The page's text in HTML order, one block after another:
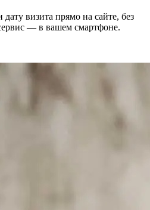
визита прямо на сайте, без
— в вашем смартфоне.